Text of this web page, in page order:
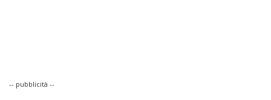
-- pubblicità --